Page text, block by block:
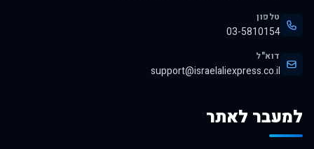
טלפון
03-5810154
דוא"ל
support@israelaliexpress.co.il
למעבר לאתר
לרכישה באלי אקספרס